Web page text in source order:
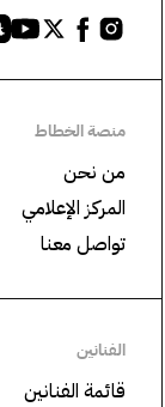
منصة الخطاط
من نحن
المركز الإعلامي
تواصل معنا
الفنانين
قائمة الفنانين